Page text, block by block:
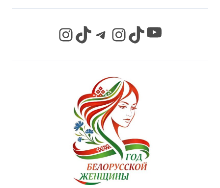
InstagramTikTok Telegram InstagramTikTok YouTube